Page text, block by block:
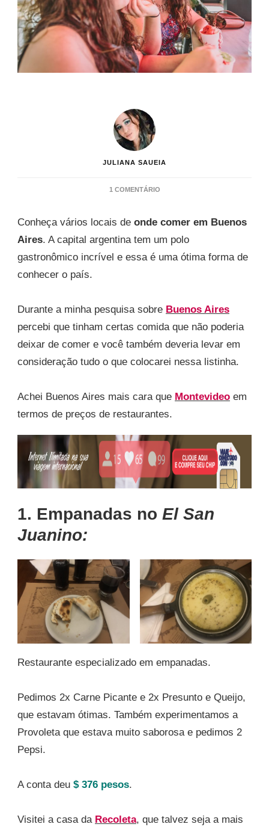
JULIANA SAUEIA
1 COMENTÁRIOEM
EM
BUENOS
AIRES
–
Conheça vários locais de onde comer em Buenos
Aires. A capital argentina tem um polo
gastronômico incrível e essa é uma ótima forma de
conhecer o país.
Durante a minha pesquisa sobre Buenos Aires
percebi que tinham certas comida que não poderia
deixar de comer e você também deveria levar em
consideração tudo o que colocarei nessa listinha.
Achei Buenos Aires mais cara que Montevideo em
termos de preços de restaurantes.
1. Empanadas no El San
Juanino:
Restaurante especializado em empanadas.
Pedimos 2x Carne Picante e 2x Presunto e Queijo,
que estavam ótimas. Também experimentamos a
Provoleta que estava muito saborosa e pedimos 2
Pepsi.
A conta deu $ 376 pesos.
Visitei a casa da Recoleta, que talvez seja a mais